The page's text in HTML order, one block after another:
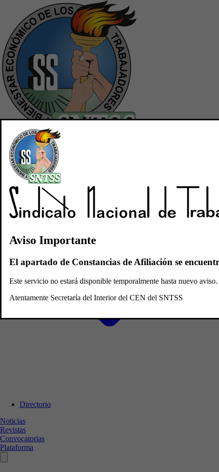
Inicio
Quiénes Somos
Directorio
Noticias
Revistas
Convocatorias
Plataforma
Aviso Importante
El apartado de Constancias de Afiliación se
Este servicio no estará disponible temporalmente hasta nuevo
Atentamente Secretaría del Interior del CEN del SNTSS